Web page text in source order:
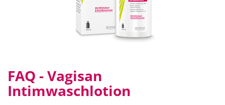
FAQ - Vagisan
Intimwaschlotion